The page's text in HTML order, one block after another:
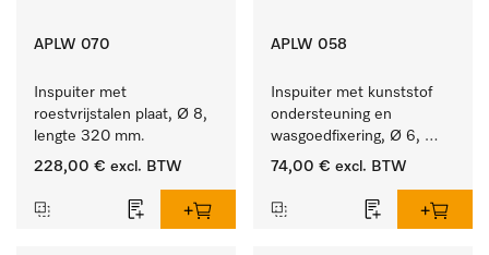
APLW 070
Inspuiter met
roestvrijstalen plaat, Ø 8,
lengte 320 mm.
228,00 € excl. BTW
APLW 058
Inspuiter met kunststof
ondersteuning en
wasgoedfixering, Ø 6,
lengte 135 mm.
74,00 € excl. BTW